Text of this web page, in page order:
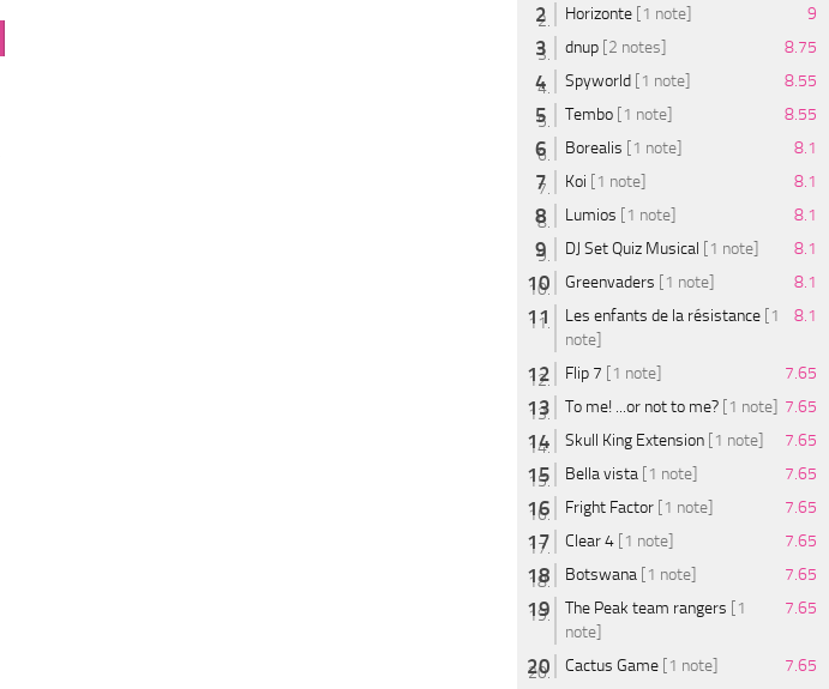
Horizonte [1 note]
9
dnup [2 notes]
8.75
Spyworld [1 note]
8.55
Tembo [1 note]
8.55
Borealis [1 note]
8.1
Koi [1 note]
8.1
Lumios [1 note]
8.1
DJ Set Quiz Musical [1 note]
8.1
Greenvaders [1 note]
8.1
Les enfants de la résistance [1
note]
8.1
Flip 7 [1 note]
7.65
To me! ...or not to me? [1 note]
7.65
Skull King Extension [1 note]
7.65
Bella vista [1 note]
7.65
Fright Factor [1 note]
7.65
Clear 4 [1 note]
7.65
Botswana [1 note]
7.65
The Peak team rangers [1
note]
7.65
Cactus Game [1 note] 7.65